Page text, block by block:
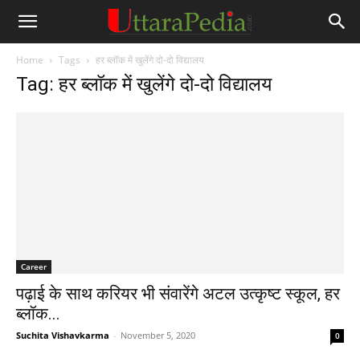
Home Tags हर ब्लॉक में खुलेंगे दो-दो विद्यालय
Tag: हर ब्लॉक में खुलेंगे दो-दो विद्यालय
Career
पढ़ाई के साथ करियर भी संवारेंगे अटल उत्कृष्ट स्कूल, हर
ब्लॉक...
Suchita Vishavkarma - November 5, 2020 0